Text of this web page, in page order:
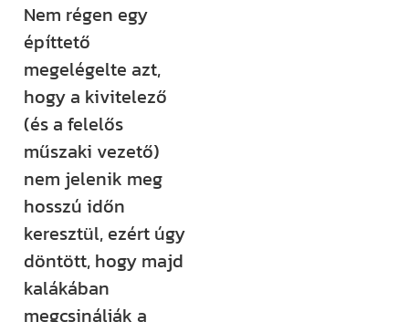
Nem régen egy
építtető
megelégelte azt,
hogy a kivitelező
(és a felelős
műszaki vezető)
nem jelenik meg
hosszú időn
keresztül, ezért úgy
döntött, hogy majd
kalákában
megcsinálják a